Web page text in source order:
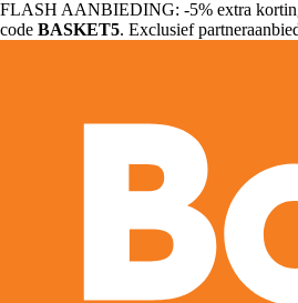
FLASH AANBIEDING: -5% extra
code BASKET5. Exclusief